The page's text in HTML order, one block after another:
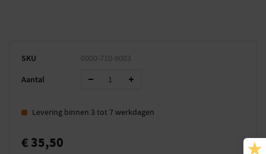
SKU 0000-710-9003
Aantal
Levering binnen 3 tot 7 werkdagen
€ 35,50